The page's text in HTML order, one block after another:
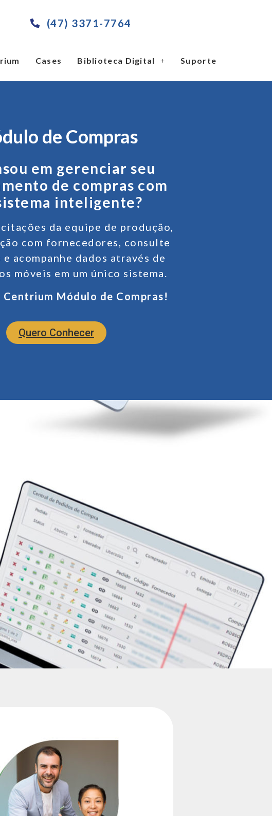
(47) 3371-7764
Cases Biblioteca Digital Suporte
de Compras
em gerenciar seu
de compras com
inteligente?
da equipe de produção,
com fornecedores, consulte
acompanhe dados através de
móveis em um único sistema.
Centrium Módulo de Compras!
Quero Conhecer